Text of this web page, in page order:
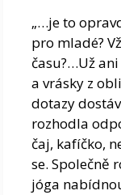
„…je to
pro mladé?
času?…Už
a vrásky z
dotazy
rozhodla
čaj, kafíčko,
se. Společně
jóga